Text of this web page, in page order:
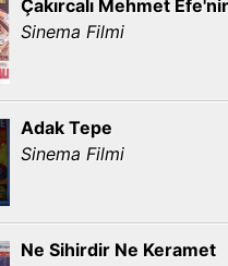
Çakırcalı Mehmet
Sinema Filmi
Adak Tepe
Sinema Filmi
Ne Sihirdir Ne Keramet